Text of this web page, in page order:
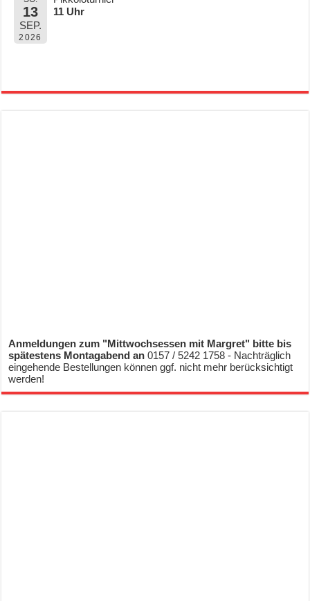
13
SEP.
2026
11 Uhr
Anmeldungen zum "Mittwochsessen mit Margret" bitte bis
spätestens Montagabend an0157 / 5242 1758 - Nachträglich
eingehende Bestellungen können ggf. nicht mehr berücksichtigt
werden!